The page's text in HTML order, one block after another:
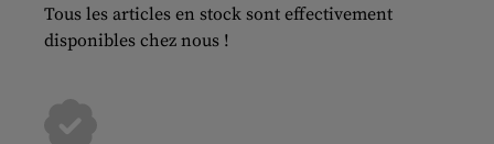
Tous les articles en stock sont effectivement
disponibles chez nous !